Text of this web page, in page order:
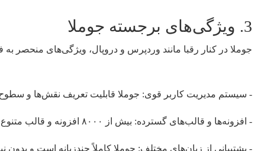
3. ویژگی‌های برجسته جوملا
جوملا در کنار رقبا مانند وردپرس و دروپال، ویژگی‌های منحصر
- سیستم مدیریت کاربر قوی: جوملا قابلیت تعریف نقش‌ها و
- افزونه‌ها و قالب‌های گسترده: بیش از ۸۰۰۰ افزونه و قالب متنوع به کاربران امکان می‌دهد تا سایت‌هایی با کاربری‌های متفاوت بسازند.
- پشتیبانی از زبان‌های مختلف: جوملا کاملاً چندزبانه است و بدون